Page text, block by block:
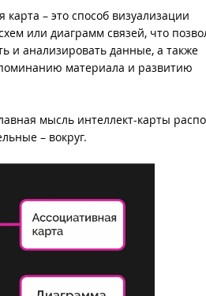
– это способ визуализации
или диаграмм связей, что
и анализировать данные, а также
материала и развитию
мысль интеллект-карты
– вокруг.